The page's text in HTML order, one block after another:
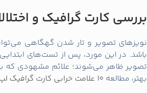
بررسی کارت گرافیک و
نویزهای تصویر و تار شدن گهگاهی
باشد. در این مورد، پس از تست‌های
تصویر ظاهر می‌شوند؛ علائم مشهودی که
بهتر، مطالعه 10 علامت خرابی کارت گرافیک لپ‌تاپ (تشخیص، علت و راه‌حل‌های سریع)